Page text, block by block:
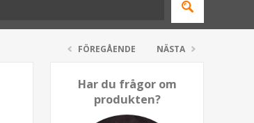
FÖREGÅENDE NÄSTA
Har du frågor om
produkten?